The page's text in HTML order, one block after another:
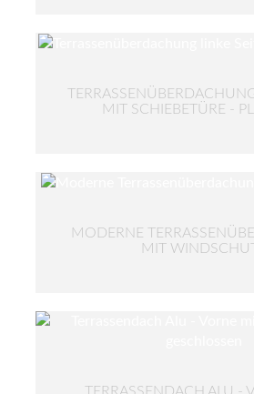
MIT SCHIEBETÜRE -
MODERNE
MIT
TERRASSENDACH ALU -